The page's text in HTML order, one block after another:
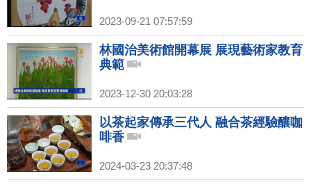
2023-09-21 07:57:59
林國治美術館開幕展 展現藝術家教育
典範
2023-12-30 20:03:28
以茶起家傳承三代人 融合茶經驗釀咖
啡香
2024-03-23 20:37:48